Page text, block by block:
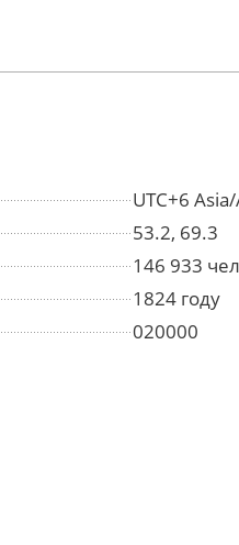
UTC+6
53.2, 69.3
146 933
1824 году
020000